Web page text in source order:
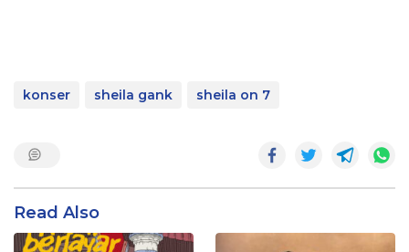
konser sheila gank sheila on 7
Read Also